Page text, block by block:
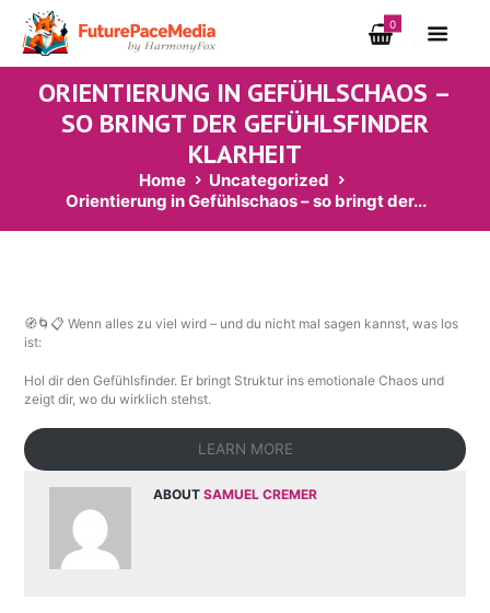
0
ORIENTIERUNG IN GEFÜHLSCHAOS –
SO BRINGT DER GEFÜHLSFINDER
KLARHEIT
Home
Uncategorized
Orientierung in Gefühlschaos – so bringt der...
🧭🌀📋 Wenn alles zu viel wird – und du nicht mal sagen kannst, was los
ist:
Hol dir den Gefühlsfinder. Er bringt Struktur ins emotionale Chaos und
zeigt dir, wo du wirklich stehst.
LEARN MORE
ABOUT SAMUEL CREMER